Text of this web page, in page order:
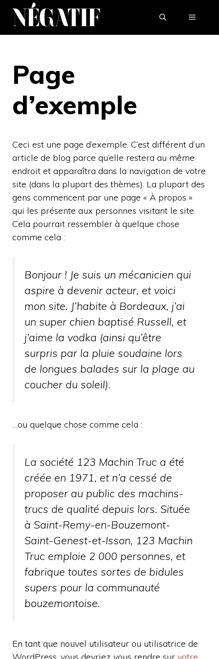
Aller
contenu
MENU
Page
d’exemple
Ceci est une page d’exemple. C’est différent d’un
article de blog parce qu’elle restera au même
endroit et apparaîtra dans la navigation de votre
site (dans la plupart des thèmes). La plupart des
gens commencent par une page « À propos »
qui les présente aux personnes visitant le site.
Cela pourrait ressembler à quelque chose
comme cela :
Bonjour ! Je suis un mécanicien qui
aspire à devenir acteur, et voici
mon site. J’habite à Bordeaux, j’ai
un super chien baptisé Russell, et
j’aime la vodka (ainsi qu’être
surpris par la pluie soudaine lors
de longues balades sur la plage au
coucher du soleil).
…ou quelque chose comme cela :
La société 123 Machin Truc a été
créée en 1971, et n’a cessé de
proposer au public des machins-
trucs de qualité depuis lors. Située
à Saint-Remy-en-Bouzemont-
Saint-Genest-et-Isson, 123 Machin
Truc emploie 2 000 personnes, et
fabrique toutes sortes de bidules
supers pour la communauté
bouzemontoise.
En tant que nouvel utilisateur ou utilisatrice de
WordPress, vous devriez vous rendre sur votre